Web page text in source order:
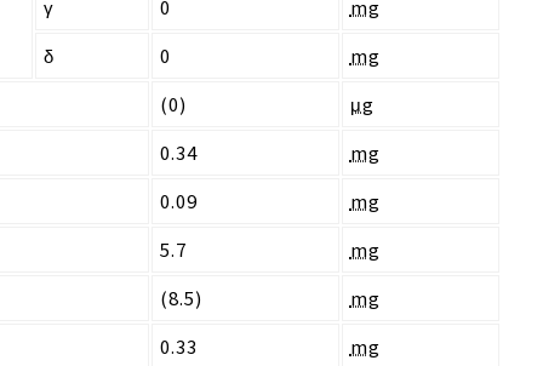
γ
0
mg
δ
0
mg
(0)
μg
0.34
mg
0.09
mg
5.7
mg
(8.5)
mg
0.33
mg